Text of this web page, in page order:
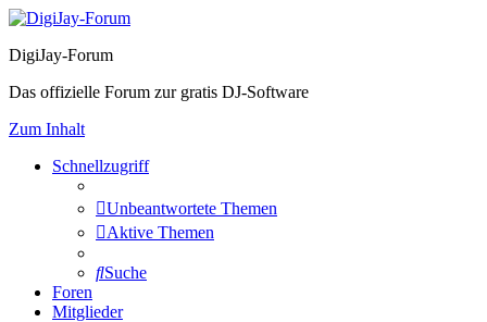
DigiJay-Forum
Das offizielle Forum zur gratis DJ-Software
Zum Inhalt
Schnellzugriff
Unbeantwortete Themen
Aktive Themen
Suche
Foren
Mitglieder